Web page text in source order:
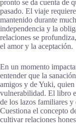
pronto se da cuenta de
pasado. El viaje
mantenido durante
independencia y la
relaciones se
el amor y la aceptación.
En un momento
entender que la
amigos y de Yuki, quien
vulnerabilidad. El libro
de los lazos familiares y
Cuestiona el concepto
cultivar relaciones